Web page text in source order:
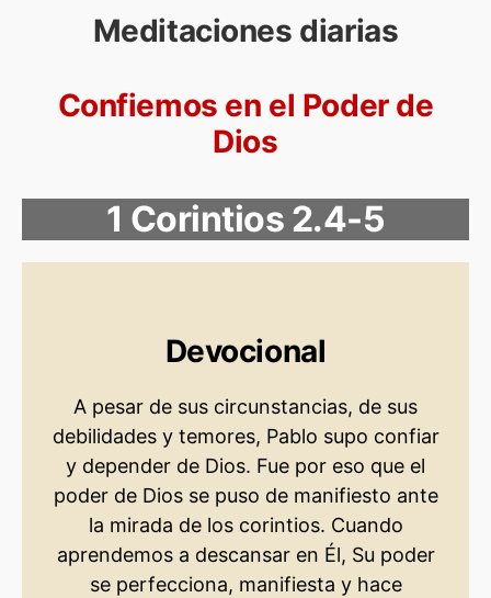
Meditaciones diarias
Confiemos en el Poder de
Dios
1 Corintios 2.4-5
Devocional
A pesar de sus circunstancias, de sus
debilidades y temores, Pablo supo confiar
y depender de Dios. Fue por eso que el
poder de Dios se puso de manifiesto ante
la mirada de los corintios. Cuando
aprendemos a descansar en Él, Su poder
se perfecciona, manifiesta y hace